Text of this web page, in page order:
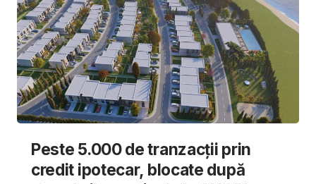
Peste 5.000 de tranzacții prin
credit ipotecar, blocate după